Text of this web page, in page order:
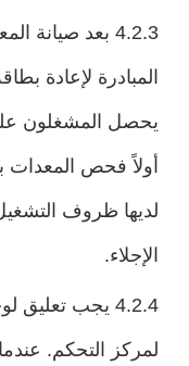
4.2.3 بعد صيانة
المبادرة لإعادة
يحصل المشغلون
أولاً فحص المعدات
لديها ظروف
الإجلاء.
4.2.4 يجب
لمركز التحكم.